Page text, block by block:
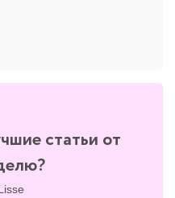
статьи от